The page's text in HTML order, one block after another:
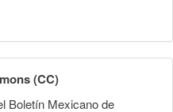
(CC)
Boletín Mexicano de